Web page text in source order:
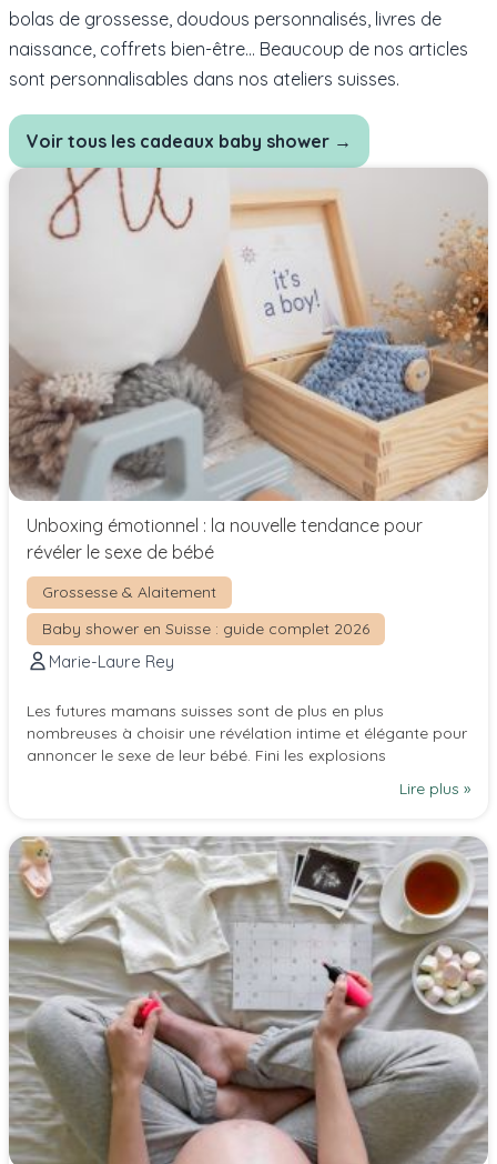
bolas de grossesse, doudous personnalisés, livres de
naissance, coffrets bien-être… Beaucoup de nos articles
sont personnalisables dans nos ateliers suisses.
Voir tous les cadeaux baby shower →
Unboxing émotionnel : la nouvelle tendance pour
révéler le sexe de bébé
Grossesse & Alaitement
Baby shower en Suisse : guide complet 2026
Marie-Laure Rey
Les futures mamans suisses sont de plus en plus
nombreuses à choisir une révélation intime et élégante pour
annoncer le sexe de leur bébé. Fini les explosions
Lire plus »